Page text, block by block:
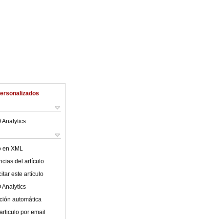
Analytics
en XML
del artículo
este artículo
Analytics
automática
por email